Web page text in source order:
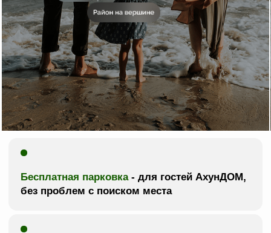
2
Пентхаус
Двухуровневый
пентхаус АхунДОМ
пентхаус
160 м² | до 4-х мест | 4 спальни